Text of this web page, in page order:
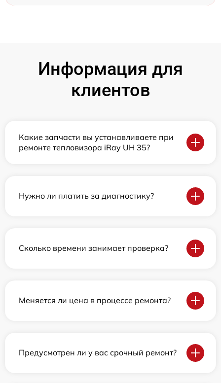
Информация для
клиентов
Какие запчасти вы устанавливаете при
ремонте тепловизора iRay UH 35?
Нужно ли платить за диагностику?
Сколько времени занимает проверка?
Меняется ли цена в процессе ремонта?
Предусмотрен ли у вас срочный ремонт?